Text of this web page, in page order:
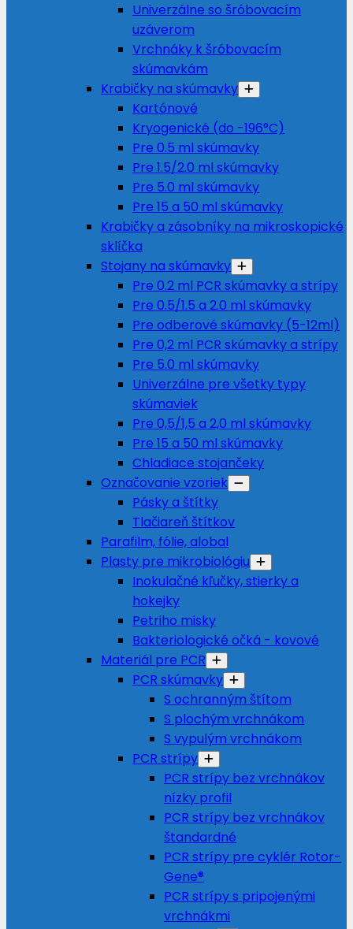
Univerzálne so šróbovacím
uzáverom
Vrchnáky k šróbovacím
skúmavkám
Krabičky na skúmavky
Kartónové
Kryogenické (do -196°C)
Pre 0.5 ml skúmavky
Pre 1.5/2.0 ml skúmavky
Pre 5.0 ml skúmavky
Pre 15 a 50 ml skúmavky
Krabičky a zásobníky na mikroskopické
sklíčka
Stojany na skúmavky
Pre 0.2 ml PCR skúmavky a strípy
Pre 0.5/1.5 a 2.0 ml skúmavky
Pre odberové skúmavky (5-12ml)
Pre 0,2 ml PCR skúmavky a strípy
Pre 5.0 ml skúmavky
Univerzálne pre všetky typy
skúmaviek
Pre 0,5/1,5 a 2,0 ml skúmavky
Pre 15 a 50 ml skúmavky
Chladiace stojančeky
Označovanie vzoriek
Pásky a štítky
Tlačiareň štítkov
Parafilm, fólie, alobal
Plasty pre mikrobiológiu
Inokulačné kľučky, stierky a
hokejky
Petriho misky
Bakteriologické očká - kovové
Materiál pre PCR
PCR skúmavky
S ochranným štítom
S plochým vrchnákom
S vypulým vrchnákom
PCR strípy
PCR strípy bez vrchnákov
nízky profil
PCR strípy bez vrchnákov
štandardné
PCR strípy pre cyklér Rotor-
Gene®
PCR strípy s pripojenými
vrchnákmi